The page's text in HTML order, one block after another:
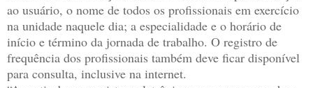
ao usuário, o nome de todos os profissionais em exercício
na unidade naquele dia; a especialidade e o horário de
início e término da jornada de trabalho. O registro de
frequência dos profissionais também deve ficar disponível
para consulta, inclusive na internet.